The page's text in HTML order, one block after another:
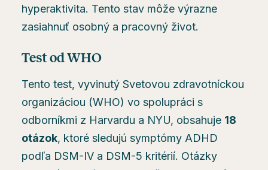
hyperaktivita. Tento stav môže výrazne
zasiahnuť osobný a pracovný život.
Test od WHO
Tento test, vyvinutý Svetovou zdravotníckou
organizáciou (WHO) vo spolupráci s
odborníkmi z Harvardu a NYU, obsahuje 18
otázok, ktoré sledujú symptómy ADHD
podľa DSM-IV a DSM-5 kritérií. Otázky